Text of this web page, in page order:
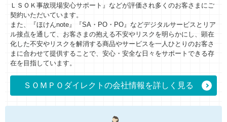
ＬＳＯＫ事故現場安心サポート』などが評価され多くのお客さまにご
契約いただいています。
また、『ほけんnote』『SA・PO・PO』などデジタルサービスとリア
ル接点を通して、お客さまの抱える不安やリスクを明らかにし、顕在
化した不安やリスクを解消する商品やサービスを一人ひとりのお客さ
まに合わせて提供することで、安心・安全な日々をサポートできる存
在を目指しています。
ＳＯＭＰＯダイレクトの会社情報を詳しく見る